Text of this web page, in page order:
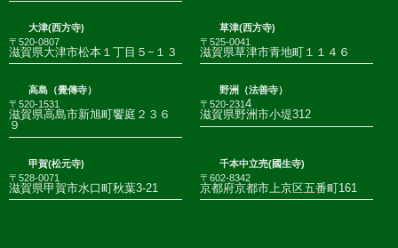
大津(西方寺)
〒520-0807
滋賀県大津市松本１丁目５−１３
草津(西方寺)
〒525-0041
滋賀県草津市青地町１１４６
高島（覺傳寺）
〒520-1531
滋賀県高島市新旭町饗庭２３６
９
野洲（法善寺）
〒520-2314
滋賀県野洲市小堤312
甲賀(松元寺)
〒528-0071
滋賀県甲賀市水口町秋葉3-21
千本中立売(國生寺)
〒602-8342
京都府京都市上京区五番町161